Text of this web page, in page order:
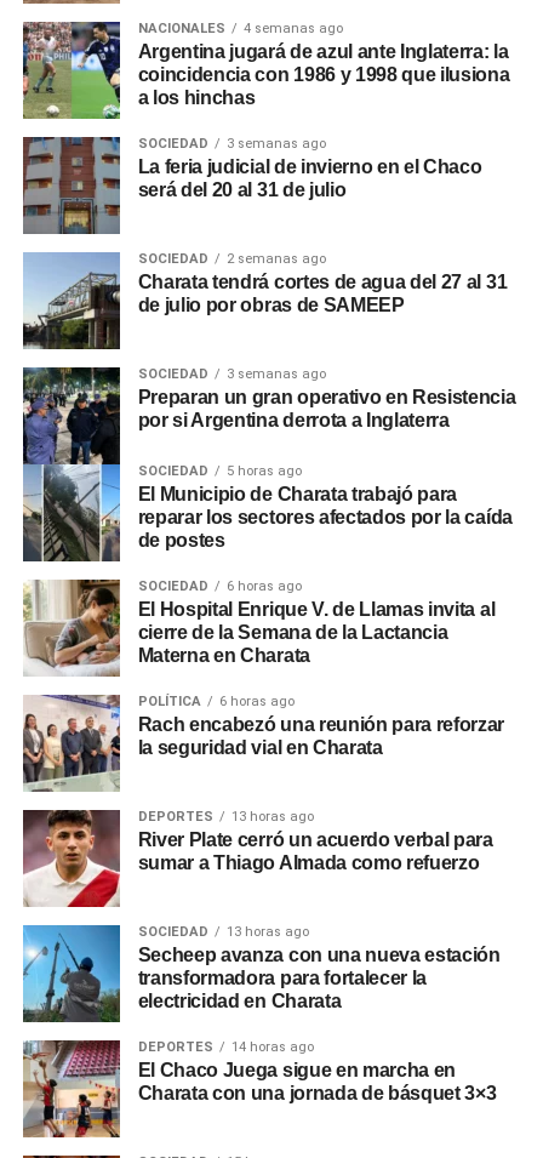
NACIONALES 4 semanas ago
Argentina jugará de azul ante Inglaterra: la
coincidencia con 1986 y 1998 que ilusiona
a los hinchas
SOCIEDAD 3 semanas ago
La feria judicial de invierno en el Chaco
será del 20 al 31 de julio
SOCIEDAD 2 semanas ago
Charata tendrá cortes de agua del 27 al 31
de julio por obras de SAMEEP
SOCIEDAD 3 semanas ago
Preparan un gran operativo en Resistencia
por si Argentina derrota a Inglaterra
SOCIEDAD 5 horas ago
El Municipio de Charata trabajó para
reparar los sectores afectados por la caída
de postes
SOCIEDAD 6 horas ago
El Hospital Enrique V. de Llamas invita al
cierre de la Semana de la Lactancia
Materna en Charata
POLÍTICA 6 horas ago
Rach encabezó una reunión para reforzar
la seguridad vial en Charata
DEPORTES 13 horas ago
River Plate cerró un acuerdo verbal para
sumar a Thiago Almada como refuerzo
SOCIEDAD 13 horas ago
Secheep avanza con una nueva estación
transformadora para fortalecer la
electricidad en Charata
DEPORTES 14 horas ago
El Chaco Juega sigue en marcha en
Charata con una jornada de básquet 3×3